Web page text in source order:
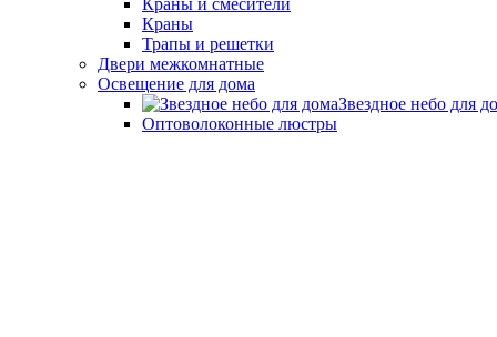
Краны и смесители
Краны
Трапы и решетки
Двери межкомнатные
Освещение для дома
Звездное небо для
Оптоволоконные люстры